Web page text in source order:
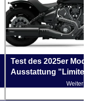
Test des 2025er
Ausstattung
Weiter